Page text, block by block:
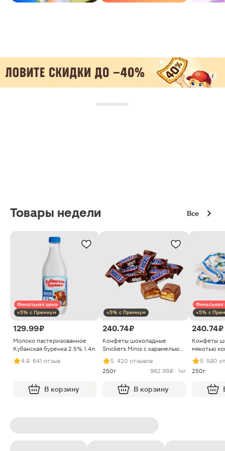
Товары недели Все
Финальная цена
+5% с Премиум
129.99 ₽
Молоко пастеризованное
Кубанская буренка 2.5% 1.4л
4.8· 641 отзыв
В корзину
+5% с Премиум
240.74 ₽
Конфеты шоколадные
Snickers Minis с карамелью
арахисом и нугой
5· 420 отзывов
250г
962.99 ₽ · 1кг
В корзину
Финальная
+5% с
240.74 ₽
Конфеты
мякотью
5· 580
250г